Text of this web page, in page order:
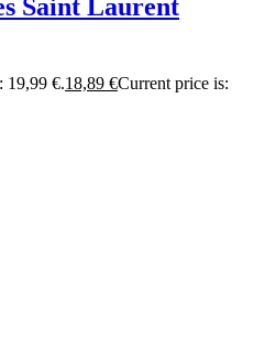
Saint Laurent
19,99 €.18,89 €Current price is: